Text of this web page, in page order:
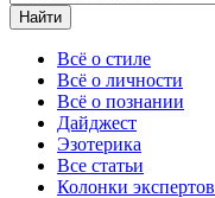
Найти
Всё о стиле
Всё о личности
Всё о познании
Дайджест
Эзотерика
Все статьи
Колонки экспертов